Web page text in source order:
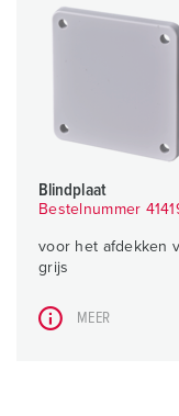
Blindplaat
Bestelnummer
voor het afdekken
grijs
MEER